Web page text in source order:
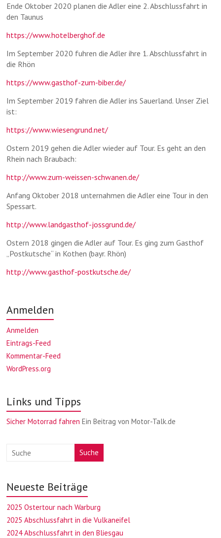
Ende Oktober 2020 planen die Adler eine 2. Abschlussfahrt in
den Taunus
https://www.hotelberghof.de
Im September 2020 fuhren die Adler ihre 1. Abschlussfahrt in
die Rhön
https://www.gasthof-zum-biber.de/
Im September 2019 fahren die Adler ins Sauerland. Unser Ziel
ist:
https://www.wiesengrund.net/
Ostern 2019 gehen die Adler wieder auf Tour. Es geht an den
Rhein nach Braubach:
http://www.zum-weissen-schwanen.de/
Anfang Oktober 2018 unternahmen die Adler eine Tour in den
Spessart.
http://www.landgasthof-jossgrund.de/
Ostern 2018 gingen die Adler auf Tour. Es ging zum Gasthof
„Postkutsche“ in Kothen (bayr. Rhön)
http://www.gasthof-postkutsche.de/
Anmelden
Anmelden
Eintrags-Feed
Kommentar-Feed
WordPress.org
Links und Tipps
Sicher Motorrad fahren Ein Beitrag von Motor-Talk.de
Suche
Neueste Beiträge
2025 Ostertour nach Warburg
2025 Abschlussfahrt in die Vulkaneifel
2024 Abschlussfahrt in den Bliesgau